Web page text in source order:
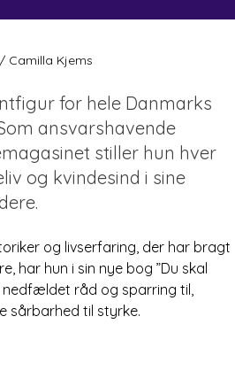
Camilla Kjems
for hele Danmarks
ansvarshavende
stiller hun hver
og kvindesind i sine
og livserfaring, der har bragt
har hun i sin nye bog ”Du skal
nedfældet råd og sparring til,
sårbarhed til styrke.